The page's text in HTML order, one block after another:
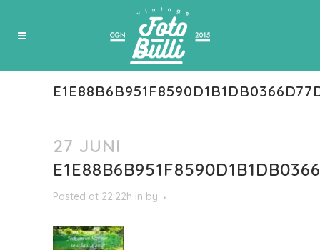
27 JUNI
Posted at 22:22h in by